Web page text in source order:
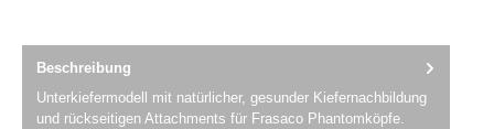
Beschreibung
Unterkiefermodell mit natürlicher, gesunder Kiefernachbildung
und rückseitigen Attachments für Frasaco Phantomköpfe.